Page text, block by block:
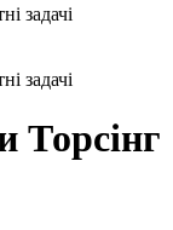
Торсінг